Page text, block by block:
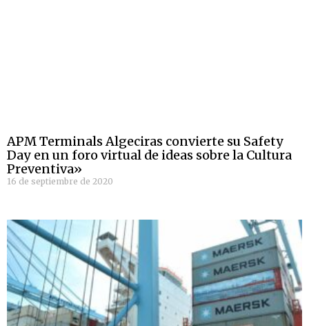
APM Terminals Algeciras convierte su Safety
Day en un foro virtual de ideas sobre la Cultura
Preventiva»
16 de septiembre de 2020